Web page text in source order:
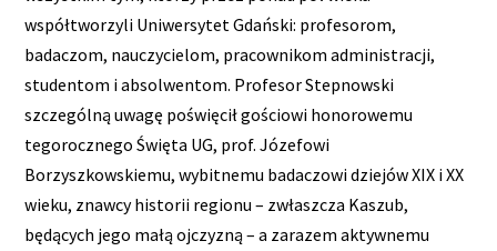
współtworzyli Uniwersytet Gdański: profesorom,
badaczom, nauczycielom, pracownikom administracji,
studentom i absolwentom. Profesor Stepnowski
szczególną uwagę poświęcił gościowi honorowemu
tegorocznego Święta UG, prof. Józefowi
Borzyszkowskiemu, wybitnemu badaczowi dziejów XIX i XX
wieku, znawcy historii regionu – zwłaszcza Kaszub,
będących jego małą ojczyzną – a zarazem aktywnemu